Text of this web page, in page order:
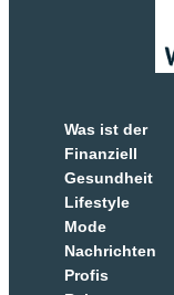
Was ist der
Finanziell
Gesundheit
Lifestyle
Mode
Nachrichten
Profis